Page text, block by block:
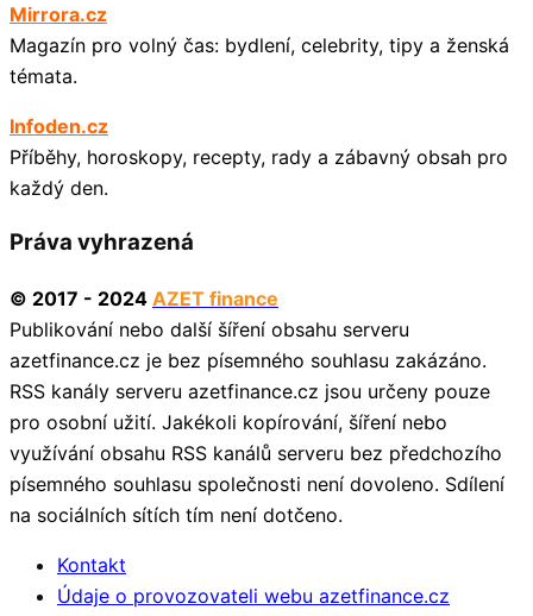
Mirrora.cz
Magazín pro volný čas: bydlení, celebrity, tipy a ženská
témata.
Infoden.cz
Příběhy, horoskopy, recepty, rady a zábavný obsah pro
každý den.
Práva vyhrazená
© 2017 - 2024 AZET finance
Publikování nebo další šíření obsahu serveru
azetfinance.cz je bez písemného souhlasu zakázáno.
RSS kanály serveru azetfinance.cz jsou určeny pouze
pro osobní užití. Jakékoli kopírování, šíření nebo
využívání obsahu RSS kanálů serveru bez předchozího
písemného souhlasu společnosti není dovoleno. Sdílení
na sociálních sítích tím není dotčeno.
Kontakt
Údaje o provozovateli webu azetfinance.cz